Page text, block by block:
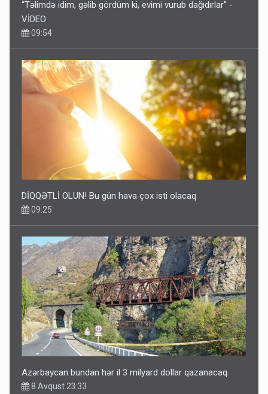
“Təlimdə idim, gəlib gördüm ki, evimi vurub dağıdırlar” -
VİDEO
09:54
DİQQƏTLİ OLUN! Bu gün hava çox isti olacaq
09:25
Azərbaycan bundan hər il 3 milyard dollar qazanacaq
8 Avqust 23:33